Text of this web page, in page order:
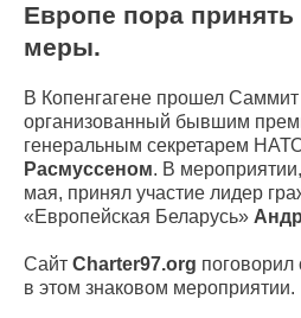
Европе пора
меры.
В Копенгагене прошел Саммит
организованный бывшим
генеральным секретарем
Расмуссеном. В
мая, принял участие лидер
«Европейская Беларусь»
Сайт Charter97.org поговорил
в этом знаковом мероприятии.